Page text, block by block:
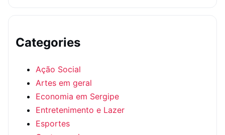
Categories
Ação Social
Artes em geral
Economia em Sergipe
Entretenimento e Lazer
Esportes